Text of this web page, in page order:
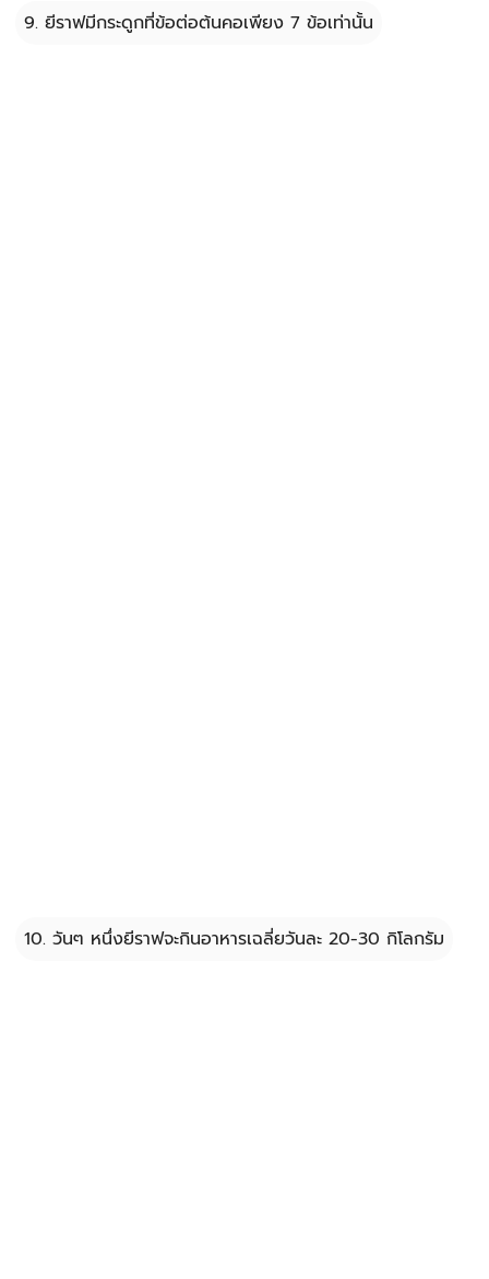
9. ยีราฟมีกระดูกที่ข้อต่อต้นคอเพียง 7 ข้อเท่านั้น
10. วันๆ หนึ่งยีราฟจะกินอาหารเฉลี่ยวันละ 20-30 กิโลกรัม